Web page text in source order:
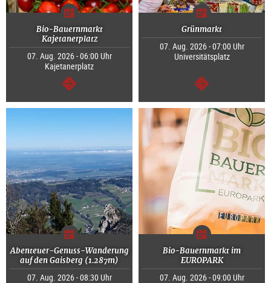
Bio-Bauernmarkt
Kajetanerplatz
07. Aug. 2026 - 06:00 Uhr
Kajetanerplatz
weiter
Grünmarkt
07. Aug. 2026 - 07:00 Uhr
Universitätsplatz
weiter
Abenteuer-Genuss-Wanderung
auf den Gaisberg (1.287m)
07. Aug. 2026 - 08:30 Uhr
Bio-Bauernmarkt im
EUROPARK
07. Aug. 2026 - 09:00 Uhr